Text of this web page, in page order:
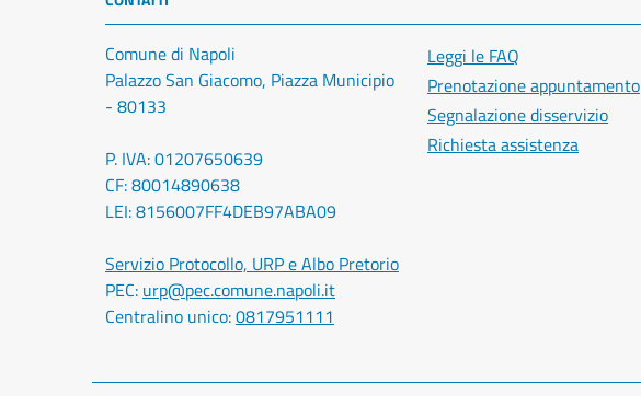
Comune di Napoli
Palazzo San Giacomo, Piazza Municipio
- 80133
P. IVA: 01207650639
CF: 80014890638
LEI: 8156007FF4DEB97ABA09
Servizio Protocollo, URP e Albo Pretorio
PEC: urp@pec.comune.napoli.it
Centralino unico:0817951111
Leggi le FAQ
Prenotazione appuntamento
Segnalazione disservizio
Richiesta assistenza